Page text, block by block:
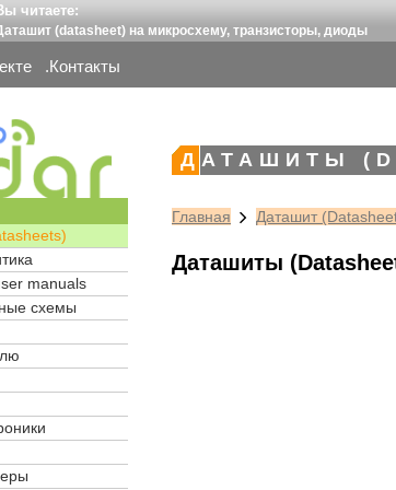
читаете:
(datasheet) на микросхему, транзисторы, диоды
Контакты
manuals
схемы
ДАТАШИТЫ
Главная Даташит
Даташиты